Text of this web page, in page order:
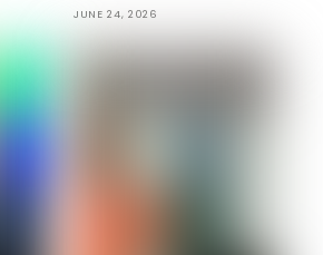
JUNE 24, 2026